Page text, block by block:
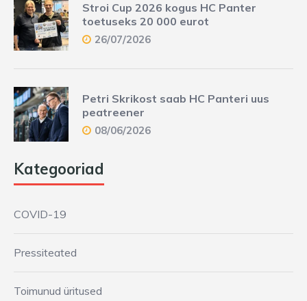
Stroi Cup 2026 kogus HC Panter
toetuseks 20 000 eurot
26/07/2026
Petri Skrikost saab HC Panteri uus
peatreener
08/06/2026
Kategooriad
COVID-19
Pressiteated
Toimunud üritused